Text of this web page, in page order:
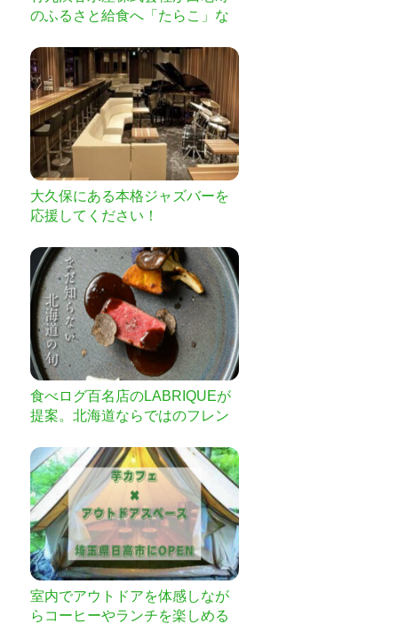
のふるさと給食へ「たらこ」な
大久保にある本格ジャズバーを
応援してください！
食べログ百名店のLABRIQUEが
提案。北海道ならではのフレン
室内でアウトドアを体感しなが
らコーヒーやランチを楽しめる